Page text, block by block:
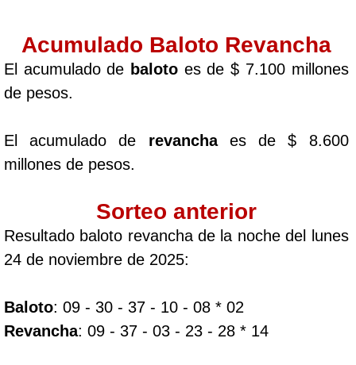
Acumulado Baloto Revancha
El acumulado de baloto es de $ 7.100 millones
de pesos.
El acumulado de revanchaes de $ 8.600
millones de pesos.
Sorteo anterior
Resultado baloto revancha de la noche del lunes
24 de noviembre de 2025:
Baloto: 09 - 30 - 37 - 10 - 08 * 02
Revancha: 09 - 37 - 03 - 23 - 28 * 14